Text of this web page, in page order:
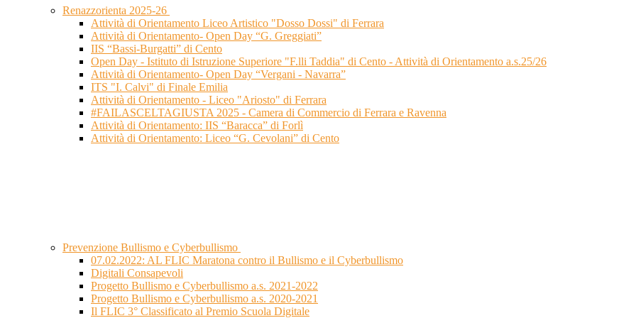
Renazzorienta 2025-26
Attività di Orientamento Liceo Artistico "Dosso Dossi" di Ferrara
Attività di Orientamento- Open Day “G. Greggiati”
IIS “Bassi-Burgatti” di Cento
Open Day - Istituto di Istruzione Superiore "F.lli Taddia" di Cento - Attività di Orientamento a.s.25/26
Attività di Orientamento- Open Day “Vergani - Navarra”
ITS "I. Calvi" di Finale Emilia
Attività di Orientamento - Liceo "Ariosto" di Ferrara
#FAILASCELTAGIUSTA 2025 - Camera di Commercio di Ferrara e Ravenna
Attività di Orientamento: IIS “Baracca” di Forlì
Attività di Orientamento: Liceo “G. Cevolani” di Cento
Prevenzione Bullismo e Cyberbullismo
07.02.2022: AL FLIC Maratona contro il Bullismo e il Cyberbullismo
Digitali Consapevoli
Progetto Bullismo e Cyberbullismo a.s. 2021-2022
Progetto Bullismo e Cyberbullismo a.s. 2020-2021
Il FLIC 3° Classificato al Premio Scuola Digitale